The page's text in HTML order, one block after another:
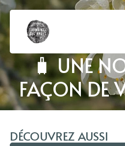
🧳 UNE NOUVELLE
FAÇON DE
DÉCOUVREZ AUSSI